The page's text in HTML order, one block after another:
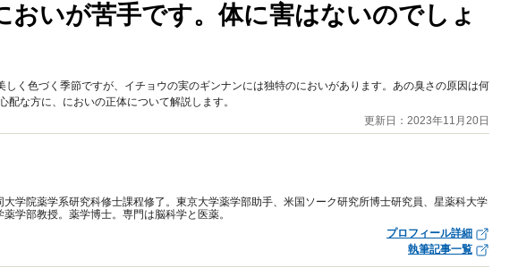
おいが苦手です。体に害はないのでしょ
しく色づく季節ですが、イチョウの実のギンナンには独特のにおいがあります。あの臭さの原因は何
配な方に、においの正体について解説します。
更新日：2023年11月20日
学院薬学系研究科修士課程修了。東京大学薬学部助手、米国ソーク研究所博士研究員、星薬科大学
学部教授。薬学博士。専門は脳科学と医薬。
プロフィール詳細
執筆記事一覧